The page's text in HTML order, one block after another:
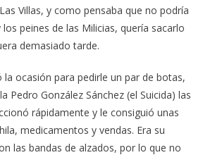
Villas, y como pensaba que no podría
peines de las Milicias, quería sacarlo
demasiado tarde.
ocasión para pedirle un par de botas,
Pedro González Sánchez (el Suicida) las
rápidamente y le consiguió unas
medicamentos y vendas. Era su
las bandas de alzados, por lo que no